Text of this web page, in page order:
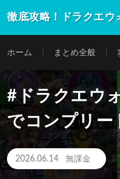
徹底攻略！ドラクエウ
ホーム まとめ全般
#ドラクエウ
でコンプリー
2026.06.14 無課金